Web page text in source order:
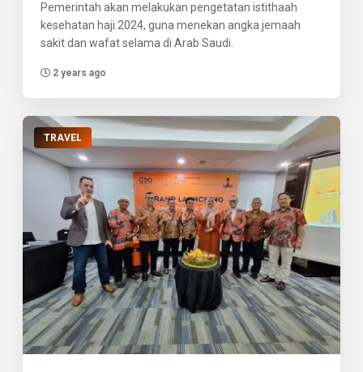
Pemerintah akan melakukan pengetatan istithaah
kesehatan haji 2024, guna menekan angka jemaah
sakit dan wafat selama di Arab Saudi.
2 years ago
TRAVEL